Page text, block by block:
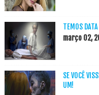
TEMOS
março 02,
SE VOCÊ
UM!